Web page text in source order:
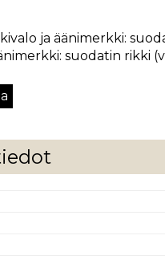
ja äänimerkki:
suodatin rikki